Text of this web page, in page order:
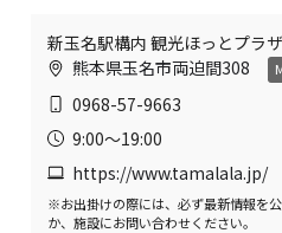
新玉名駅構内 観光ほっとプラ
熊本県玉名市両迫間308
0968-57-9663
9:00〜19:00
https://www.tamalala.jp/
※お出掛けの際には、必ず最新情報を
か、施設にお問い合わせください。